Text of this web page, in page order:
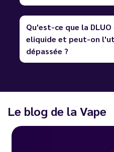
Qu'est-ce que la DLUO
eliquide et peut-on
dépassée ?
Le blog de la Vape